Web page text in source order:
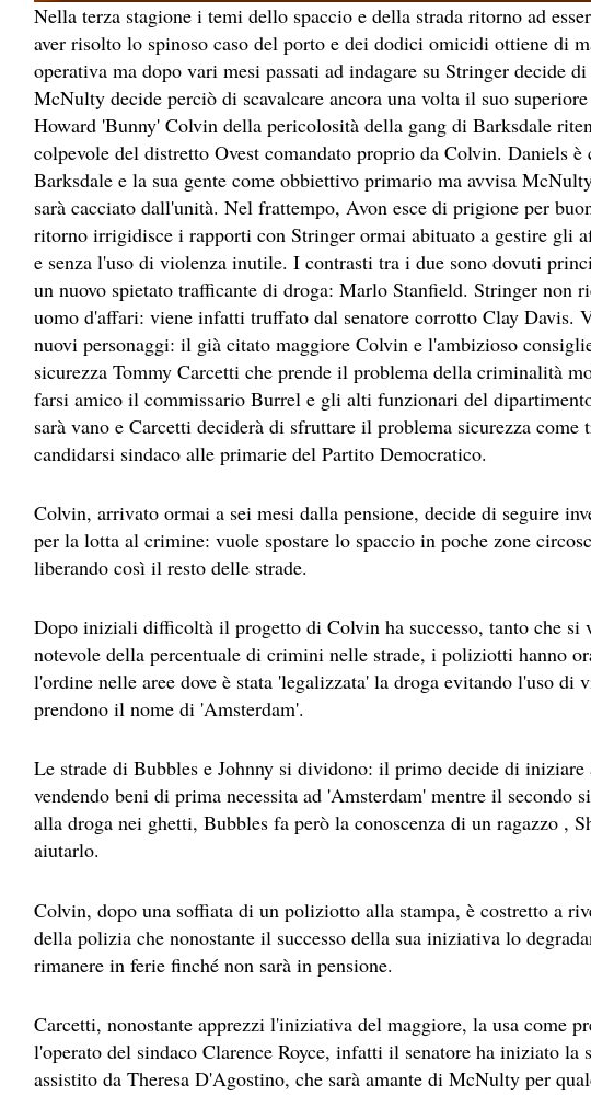
DONNE
SESSANTASETTESIMA EDIZIONE DEL PREMIO STREGA.
SCRITTORE ORMAI NON PIU ESORDIENTE, BENSI AMPIAMENTE
RAPPRESENTA L'ESORDIO ENIGMATICO E AVVINCENTE
SUL SITO RACCOMANDATI SE TI PIACCIONO NEL MESE DI APRILE
TERZO CAPITOLO DI QUELLA CHE DOVREBBE ESSERE LA
IN OLTRE 40 LINGUE, LE SUE OPERE HANNO
DEL LIBRO CAMPIONE DI VENDITE, IL CACCIATORE DI
È IL SESTO LIBRO DI JEFFERY DEAVER DEDICATO AL
È UN ROMANZO ATIPICO, UN VIAGGIO INTERIORE DI ISABEL
DELLE AUTRICI LATINOAMERICANE DI MAGGIOR SUCCESSO AL
SICURO, UNO PSICOPATICO ASSOLDATO DAL POTERE PER
LOVECRAFTIANE RISIEDE QUASI ESCLUSIVAMENTE NELLA
SUL SITO RACCOMANDATI SE TI PIACCIONO NEL MESE DI MAGGIO
GOMORRA, LE MINACCE E LA VITA SOTTO SCORTA.
ECONOMICO E NEL SOGNO DI DOMINIO DELLA
SONO STATI UTILIZZATI 40 MILIONI DI INSETTI APPOSITAMENTE
A PERSONAGGIO NELLA CULTURA CONTEMPORANEA.
LANDS II: THE DARK SECRET – RHAPSODY OF FIRE.
(2A PARTE).
Nella terza stagione i temi dello spaccio e della strada ritorno ad
aver risolto lo spinoso caso del porto e dei dodici omicidi ottiene di
operativa ma dopo vari mesi passati ad indagare su Stringer decide
McNulty decide perciò di scavalcare ancora una volta il suo
Howard 'Bunny' Colvin della pericolosità della gang di Barksdale
colpevole del distretto Ovest comandato proprio da Colvin. Daniels è
Barksdale e la sua gente come obbiettivo primario ma avvisa
sarà cacciato dall'unità. Nel frattempo, Avon esce di prigione per
ritorno irrigidisce i rapporti con Stringer ormai abituato a gestire gli
e senza l'uso di violenza inutile. I contrasti tra i due sono dovuti
un nuovo spietato trafficante di droga: Marlo Stanfield. Stringer non
uomo d'affari: viene infatti truffato dal senatore corrotto Clay Davis.
nuovi personaggi: il già citato maggiore Colvin e l'ambizioso
sicurezza Tommy Carcetti che prende il problema della criminalità
farsi amico il commissario Burrel e gli alti funzionari del
sarà vano e Carcetti deciderà di sfruttare il problema sicurezza
candidarsi sindaco alle primarie del Partito Democratico.
Colvin, arrivato ormai a sei mesi dalla pensione, decide di seguire
per la lotta al crimine: vuole spostare lo spaccio in poche zone
liberando così il resto delle strade.
Dopo iniziali difficoltà il progetto di Colvin ha successo, tanto che si
notevole della percentuale di crimini nelle strade, i poliziotti hanno
l'ordine nelle aree dove è stata 'legalizzata' la droga evitando l'uso di
prendono il nome di 'Amsterdam'.
Le strade di Bubbles e Johnny si dividono: il primo decide di iniziare
vendendo beni di prima necessita ad 'Amsterdam' mentre il secondo
alla droga nei ghetti, Bubbles fa però la conoscenza di un ragazzo ,
aiutarlo.
Colvin, dopo una soffiata di un poliziotto alla stampa, è costretto a
della polizia che nonostante il successo della sua iniziativa lo
rimanere in ferie finché non sarà in pensione.
Carcetti, nonostante apprezzi l'iniziativa del maggiore, la usa come
l'operato del sindaco Clarence Royce, infatti il senatore ha iniziato la
assistito da Theresa D'Agostino, che sarà amante di McNulty per